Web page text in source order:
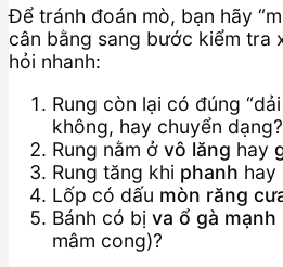
Để tránh đoán mò, bạn hãy
cân bằng sang bước kiểm tra
hỏi nhanh:
Rung còn lại có đúng
không, hay chuyển dạng?
Rung nằm ở vô lăng hay
Rung tăng khi phanh hay
Lốp có dấu mòn răng
Bánh có bị va ổ gà mạnh
mâm cong)?